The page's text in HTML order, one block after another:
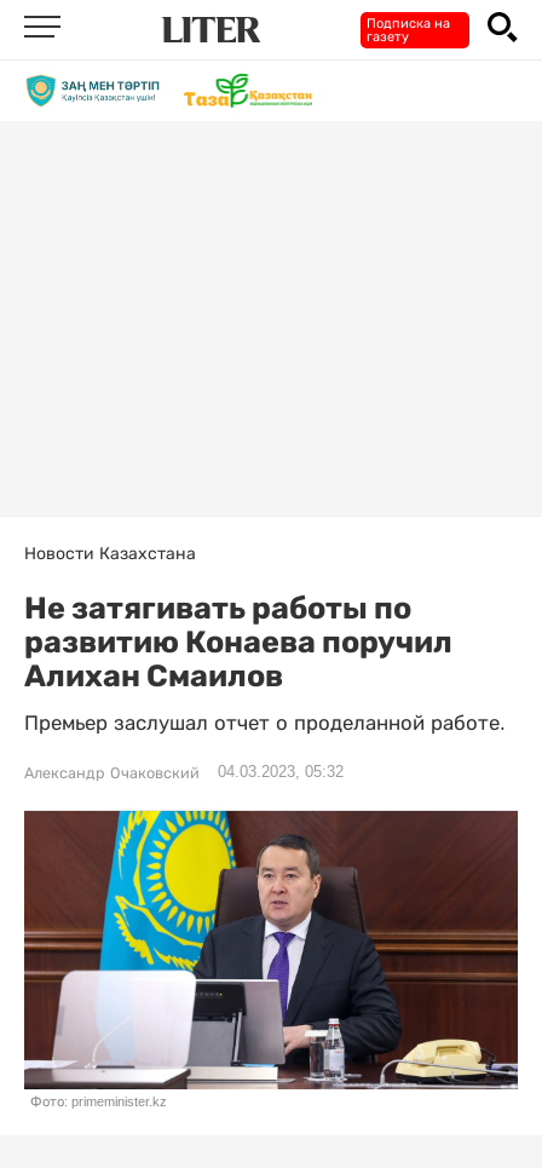
Подписка на
газету
Новости Казахстана
Не затягивать работы по
развитию Конаева поручил
Алихан Смаилов
Премьер заслушал отчет о проделанной работе.
Александр Очаковский 04.03.2023, 05:32
Фото: primeminister.kz